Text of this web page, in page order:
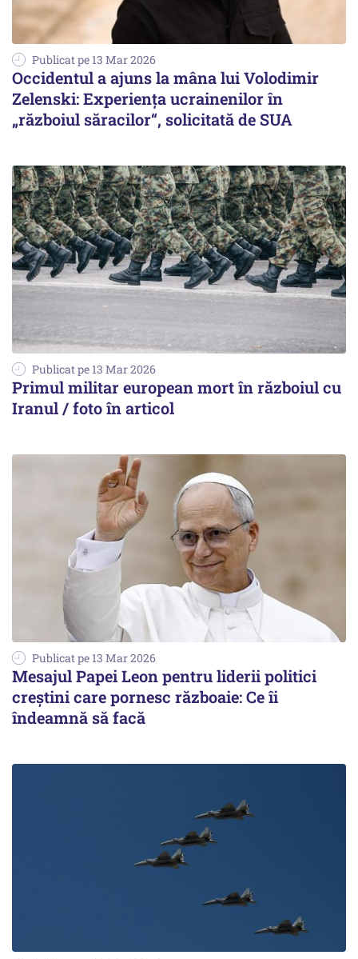
Publicat pe 13 Mar 2026
Occidentul a ajuns la mâna lui Volodimir
Zelenski: Experiența ucrainenilor în
„războiul săracilor“, solicitată de SUA
Publicat pe 13 Mar 2026
Primul militar european mort în războiul cu
Iranul / foto în articol
Publicat pe 13 Mar 2026
Mesajul Papei Leon pentru liderii politici
creștini care pornesc războaie: Ce îi
îndeamnă să facă